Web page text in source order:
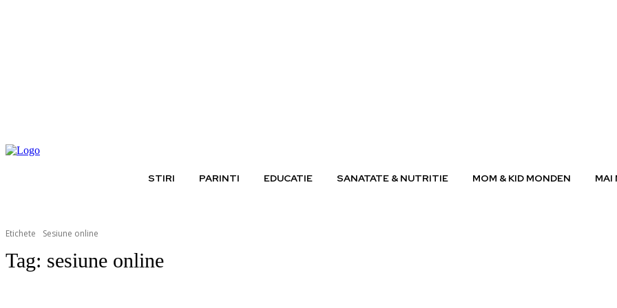
STIRI PARINTI EDUCATIE SANATATE & NUTRITIE MOM & KID MONDEN MAI
Etichete Sesiune online
Tag: sesiune online